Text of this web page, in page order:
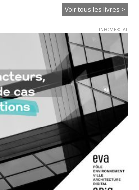
Voir tous les livres >
INFOMERCIAL